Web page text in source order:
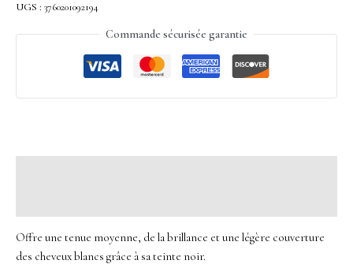
UGS : 3760201092194
Commande sécurisée garantie
Offre une tenue moyenne, de la brillance et une légère couverture
des cheveux blancs grâce à sa teinte noir.